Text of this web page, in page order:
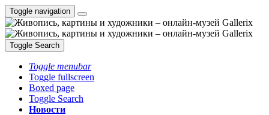
Toggle navigation
Toggle Search
Toggle menubar
Toggle fullscreen
Boxed page
Toggle Search
Новости